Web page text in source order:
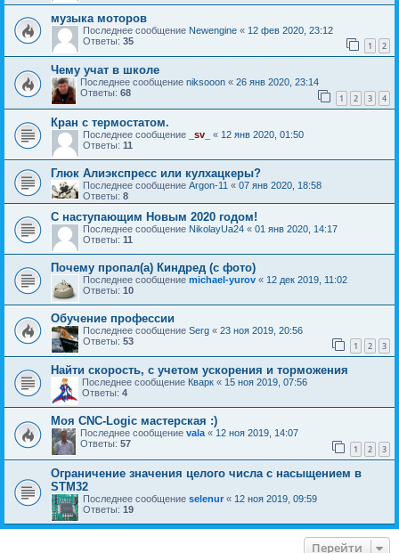
музыка моторов
Последнее сообщение Newengine « 12 фев 2020, 23:12
Ответы: 35 1 2
Чему учат в школе
Последнее сообщение niksooon « 26 янв 2020, 23:14
Ответы: 68 1 2 3 4
Кран с термостатом.
Последнее сообщение _sv_ « 12 янв 2020, 01:50
Ответы: 11
Глюк Алиэкспресс или кулхацкеры?
Последнее сообщение Argon-11 « 07 янв 2020, 18:58
Ответы: 8
С наступающим Новым 2020 годом!
Последнее сообщение NikolayUa24 « 01 янв 2020, 14:17
Ответы: 11
Почему пропал(а) Киндред (с фото)
Последнее сообщение michael-yurov « 12 дек 2019, 11:02
Ответы: 10
Обучение профессии
Последнее сообщение Serg « 23 ноя 2019, 20:56
Ответы: 53 1 2 3
Найти скорость, с учетом ускорения и торможения
Последнее сообщение Кварк « 15 ноя 2019, 07:56
Ответы: 4
Моя CNC-Logic мастерская :)
Последнее сообщение vala« 12 ноя 2019, 14:07
Ответы: 57 1 2 3
Ограничение значения целого числа с насыщением в
STM32
Последнее сообщение selenur « 12 ноя 2019, 09:59
Ответы: 19
Перейти